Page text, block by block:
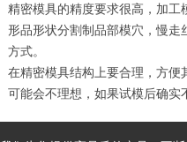
精密模具的精度要求很高，加
形品形状分割制品部模穴，慢走
方式。
在精密模具结构上要合理，方便
可能会不理想，如果试模后确实